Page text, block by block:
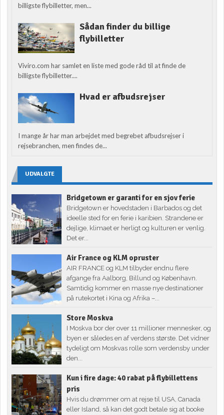
billigste flybilletter, men...
Sådan finder du billige
flybilletter
Viviro.com har samlet en liste med gode råd til at finde de
billigste flybilletter....
Hvad er afbudsrejser
I mange år har man arbejdet med begrebet afbudsrejser i
rejsebranchen, men findes de...
UDVALGTE
Bridgetown er garanti for en sjov ferie
Bridgetown er hovedstaden i Barbados og det
ideelle sted for en ferie i karibien. Strandene er
dejlige, klimaet er herligt og kulturen er venlig.
Det er...
Air France og KLM opruster
AIR FRANCE og KLM tilbyder endnu flere
afgange fra Aalborg, Billund og København.
Samtidig kommer en masse nye destinationer
på rutekortet i Kina og Afrika –...
Store Moskva
I Moskva bor der over 11 millioner mennesker, og
byen er således en af verdens største. Det vidner
tydeligt om Moskvas rolle som verdensby under
den...
Kun i fire dage: 40 rabat på flybillettens
pris
Hvis du drømmer om at rejse til USA, Canada
eller Island, så kan det godt betale sig at booke